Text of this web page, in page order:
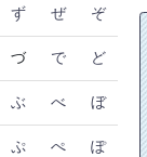
ず ぜ ぞ
づ で ど
ぶ べ ぼ
ぷ ぺ ぽ